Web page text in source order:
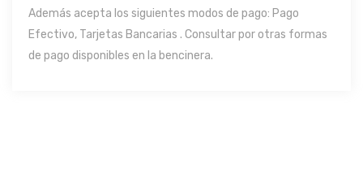
Además acepta los siguientes modos de pago: Pago
Efectivo, Tarjetas Bancarias . Consultar por otras formas
de pago disponibles en la bencinera.